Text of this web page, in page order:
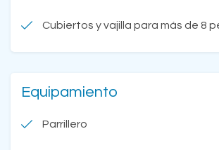
Cubiertos y vajilla para más de 8
Equipamiento
Parrillero